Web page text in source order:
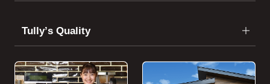
Tullyʼs Quality